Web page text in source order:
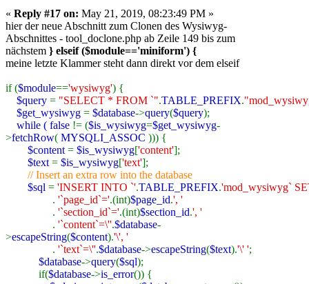
« Reply #17 on: May 21, 2019, 08:23:49 PM »
hier der neue Abschnitt zum Clonen des Wysiwyg-
Abschnittes - tool_doclone.php ab Zeile 149 bis zum
nächstem } elseif ($module=='miniform') {
meine letzte Klammer steht dann direkt vor dem elseif
if ($module=='wysiwyg') {
$query = "SELECT * FROM `".TABLE_PREFIX.
$get_wysiwyg = $database->query($query);
while ( false != ($is_wysiwyg=$get_wysiwyg-
>fetchRow( MYSQLI_ASSOC ))) {
$content = $is_wysiwyg['content'];
$text = $is_wysiwyg['text'];
// Insert an extra row into the database
$sql = 'INSERT INTO `'.TABLE_PREFIX.'mod_wysiwyg`
. '`page_id`='.(int)$page_id.', '
. '`section_id`='.(int)$section_id.', '
. '`content`=\''.$database-
>escapeString($content).'\', '
. '`text`=\''.$database->escapeString($text).'\' ';
$database->query($sql);
if($database->is_error()) {